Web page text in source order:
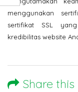
menggunakan
sertifikat SSL
kredibilitas website
Share